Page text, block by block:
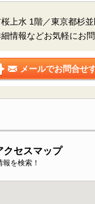
上水 1階／東京都杉
情報などお気軽にお問
メールでお問合せ
クセスマップ
を検索！